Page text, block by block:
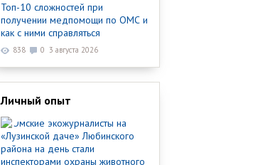
Топ-10 сложностей при
получении медпомощи по ОМС и
как с ними справляться
838 0 3 августа 2026
Личный опыт